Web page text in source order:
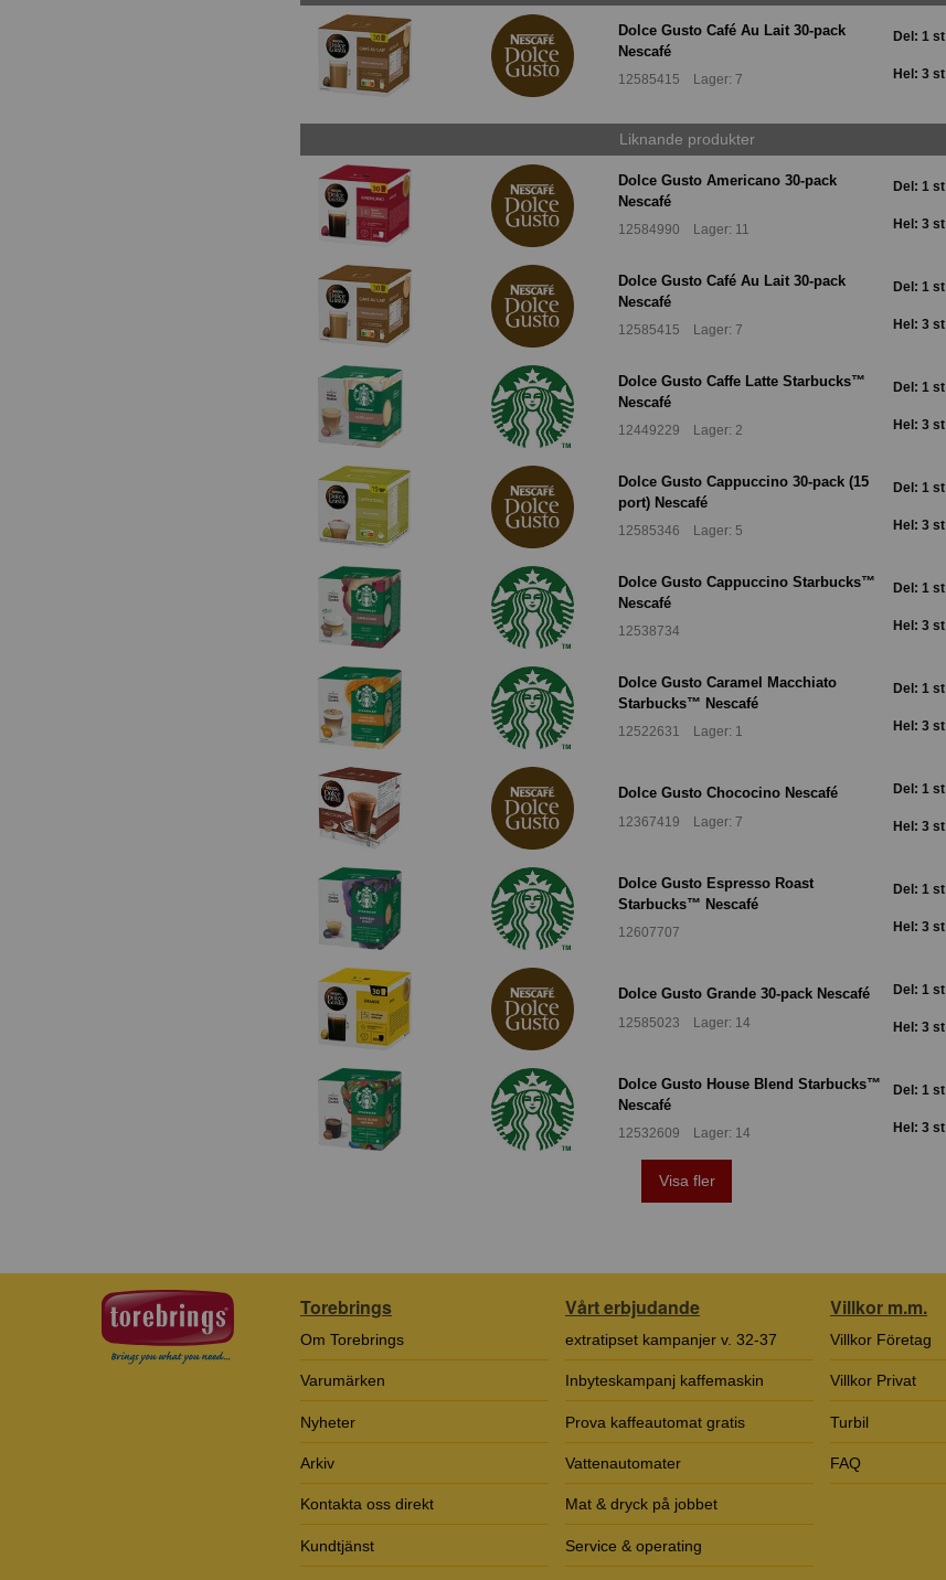
Dolce Gusto Café Au Lait 30-pack
Nescafé
12585415 Lager: 7
Del: 1 st
Hel: 3 st
Liknande produkter
Dolce Gusto Americano 30-pack
Nescafé
12584990 Lager: 11
Del: 1 st
Hel: 3 st
Dolce Gusto Café Au Lait 30-pack
Nescafé
12585415 Lager: 7
Del: 1 st
Hel: 3 st
Dolce Gusto Caffe Latte Starbucks™
Nescafé
12449229 Lager: 2
Del: 1 st
Hel: 3 st
Dolce Gusto Cappuccino 30-pack (15
port) Nescafé
12585346 Lager: 5
Del: 1 st
Hel: 3 st
Dolce Gusto Cappuccino Starbucks™
Nescafé
12538734
Del: 1 st
Hel: 3 st
Dolce Gusto Caramel Macchiato
Starbucks™ Nescafé
12522631 Lager: 1
Del: 1 st
Hel: 3 st
Dolce Gusto Chococino Nescafé
12367419 Lager: 7
Del: 1 st
Hel: 3 st
Dolce Gusto Espresso Roast
Starbucks™ Nescafé
12607707
Del: 1 st
Hel: 3 st
Dolce Gusto Grande 30-pack Nescafé
12585023 Lager: 14
Del: 1 st
Hel: 3 st
Dolce Gusto House Blend Starbucks™
Nescafé
12532609 Lager: 14
Del: 1 st
Hel: 3 st
Visa fler
Torebrings
Om Torebrings
Varumärken
Nyheter
Arkiv
Kontakta oss direkt
Kundtjänst
Vårt erbjudande
extratipset kampanjer v. 32-37
Inbyteskampanj kaffemaskin
Prova kaffeautomat gratis
Vattenautomater
Mat & dryck på jobbet
Service & operating
Villkor m.m.
Villkor Företag
Villkor Privat
Turbil
FAQ